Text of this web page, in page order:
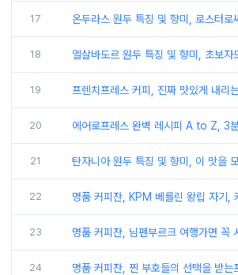
17 온두라스 원두 특징 및 향미, 로스터로
18 엘살바도르 원두 특징 및 향미, 초보
19 프렌치프레스 커피, 진짜 맛있게 내리
20 에어로프레스 완벽 레시피 A to Z, 3
21 탄자니아 원두 특징 및 향미, 이 맛을
22 명품 커피잔, KPM 베를린 왕립 자기,
23 명품 커피잔, 님펜부르크 여행가면 꼭
24 명품 커피잔, 찐 부호들의 선택을 받